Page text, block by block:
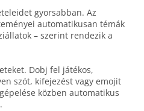
gyorsabban. Az
automatikusan témák
– szerint rendezik a
Dobj fel játékos,
szót, kifejezést vagy emojit
közben automatikus